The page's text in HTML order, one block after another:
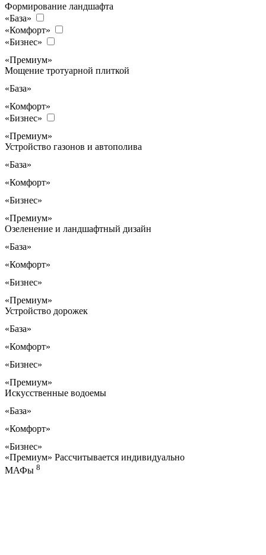
Формирование ландшафта
«База»
«Комфорт»
«Бизнес»
«Премиум»
Мощение тротуарной плиткой
«База»
«Комфорт»
«Бизнес»
«Премиум»
Устройство газонов и автополива
«База»
«Комфорт»
«Бизнес»
«Премиум»
Озеленение и ландшафтный дизайн
«База»
«Комфорт»
«Бизнес»
«Премиум»
Устройство дорожек
«База»
«Комфорт»
«Бизнес»
«Премиум»
Искусственные водоемы
«База»
«Комфорт»
«Бизнес»
«Премиум» Рассчитывается индивидуально
МАФы 8